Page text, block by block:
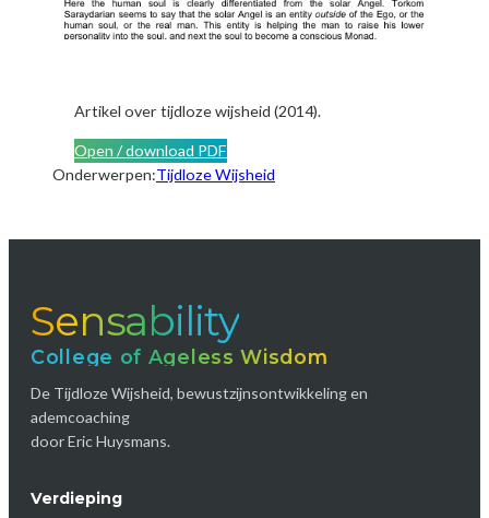
Artikel over tijdloze wijsheid (2014).
Open / download PDF
Onderwerpen:Tijdloze Wijsheid
Sensability
College of Ageless Wisdom
De Tijdloze Wijsheid, bewustzijnsontwikkeling en
ademcoaching
door Eric Huysmans.
Verdieping